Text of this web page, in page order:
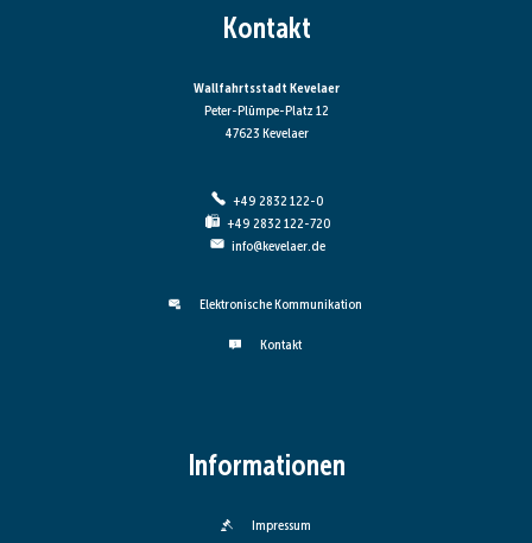
Kontakt
Wallfahrtsstadt Kevelaer
Peter-Plümpe-Platz 12
47623 Kevelaer
+49 2832 122-0
+49 2832 122-720
info@kevelaer.de
Elektronische Kommunikation
Kontakt
Informationen
Impressum